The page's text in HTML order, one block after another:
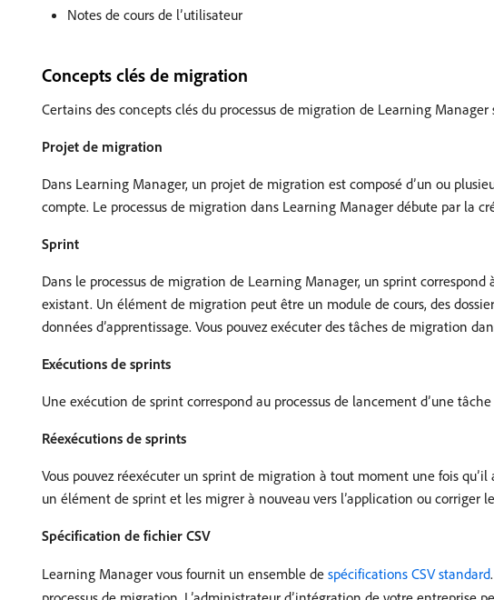
Notes de cours de l’utilisateur
Concepts clés de migration
Certains des concepts clés du processus de migration de Learning
Projet de migration
Dans Learning Manager, un projet de migration est composé d’un ou
compte. Le processus de migration dans Learning Manager débute par la
Sprint
Dans le processus de migration de Learning Manager, un sprint
existant. Un élément de migration peut être un module de cours, des
données d’apprentissage. Vous pouvez exécuter des tâches de migration
Exécutions de sprints
Une exécution de sprint correspond au processus de lancement d’une
Réexécutions de sprints
Vous pouvez réexécuter un sprint de migration à tout moment une fois
un élément de sprint et les migrer à nouveau vers l’application ou corriger
Spécification de fichier CSV
Learning Manager vous fournit un ensemble de spécifications CSV standard